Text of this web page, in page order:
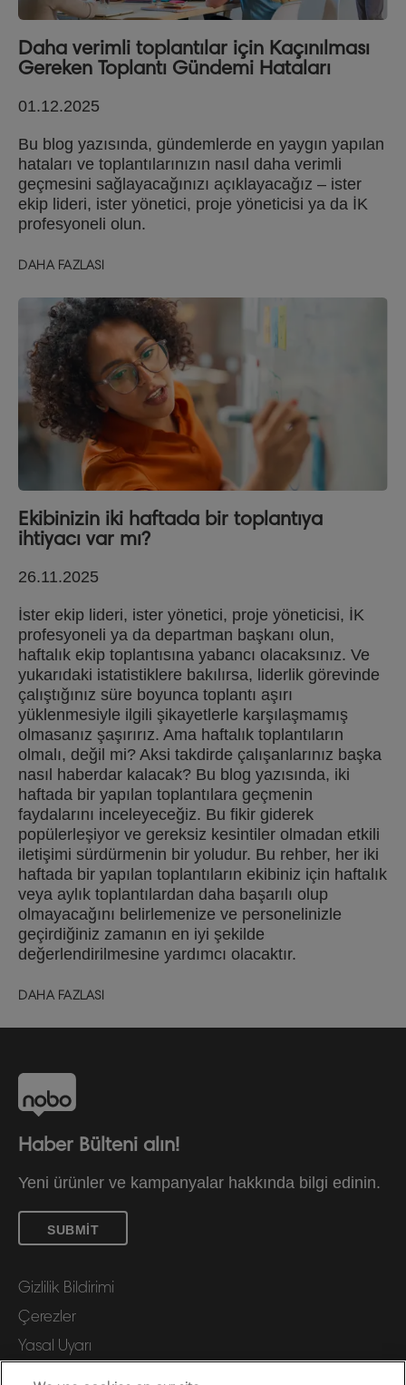
Daha verimli toplantılar için Kaçınılması
Gereken Toplantı Gündemi Hataları
01.12.2025
Bu blog yazısında, gündemlerde en yaygın yapılan
hataları ve toplantılarınızın nasıl daha verimli
geçmesini sağlayacağınızı açıklayacağız – ister
ekip lideri, ister yönetici, proje yöneticisi ya da İK
profesyoneli olun.
DAHA FAZLASI
Ekibinizin iki haftada bir toplantıya
ihtiyacı var mı?
26.11.2025
İster ekip lideri, ister yönetici, proje yöneticisi, İK
profesyoneli ya da departman başkanı olun,
haftalık ekip toplantısına yabancı olacaksınız. Ve
yukarıdaki istatistiklere bakılırsa, liderlik görevinde
çalıştığınız süre boyunca toplantı aşırı
yüklenmesiyle ilgili şikayetlerle karşılaşmamış
olmasanız şaşırırız. Ama haftalık toplantıların
olmalı, değil mi? Aksi takdirde çalışanlarınız başka
nasıl haberdar kalacak? Bu blog yazısında, iki
haftada bir yapılan toplantılara geçmenin
faydalarını inceleyeceğiz. Bu fikir giderek
popülerleşiyor ve gereksiz kesintiler olmadan etkili
iletişimi sürdürmenin bir yoludur. Bu rehber, her iki
haftada bir yapılan toplantıların ekibiniz için haftalık
veya aylık toplantılardan daha başarılı olup
olmayacağını belirlemenize ve personelinizle
geçirdiğiniz zamanın en iyi şekilde
değerlendirilmesine yardımcı olacaktır.
DAHA FAZLASI
Haber Bülteni alın!
Yeni ürünler ve kampanyalar hakkında bilgi edinin.
SUBMIT
Gizlilik Bildirimi
Çerezler
Yasal Uyarı